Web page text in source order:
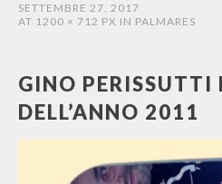
SETTEMBRE 27, 2017
AT 1200 × 712 PX IN PALMARES
GINO PERISSUTTI
DELL’ANNO 2011